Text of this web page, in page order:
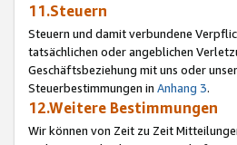
11.Steuern
Steuern und damit verbundene
tatsächlichen oder angeblichen
Geschäftsbeziehung mit uns oder
Steuerbestimmungen in Anhang 3.
12.Weitere Bestimmungen
Wir können von Zeit zu Zeit